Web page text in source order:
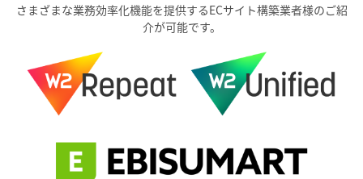
さまざまな業務効率化機能を提供するECサイト構築業者様のご紹
介が可能です。